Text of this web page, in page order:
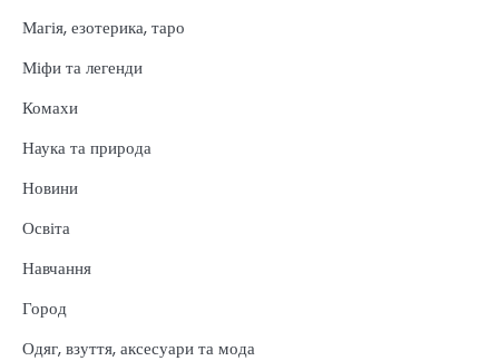
Магія, езотерика, таро
Міфи та легенди
Комахи
Наука та природа
Новини
Освіта
Навчання
Город
Одяг, взуття, аксесуари та мода